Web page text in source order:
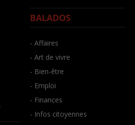
BALADOS
- Affaires
- Art de vivre
- Bien-être
- Emploi
- Finances
- Infos citoyennes